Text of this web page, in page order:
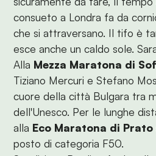
consueto a Londra fa da
che si attraversano. Il tifo è
esce anche un caldo sole.
Alla Mezza Maratona di
Tiziano Mercuri e Stefano
cuore della città Bulgara tra
dell'Unesco. Per le lunghe
alla Eco Maratona di Prato
posto di categoria F50.